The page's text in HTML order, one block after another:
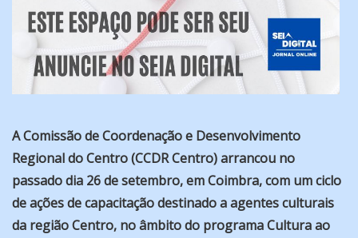
A Comissão de Coordenação e Desenvolvimento
Regional do Centro (CCDR Centro) arrancou no
passado dia 26 de setembro, em Coimbra, com um ciclo
de ações de capacitação destinado a agentes culturais
da região Centro, no âmbito do programa Cultura ao